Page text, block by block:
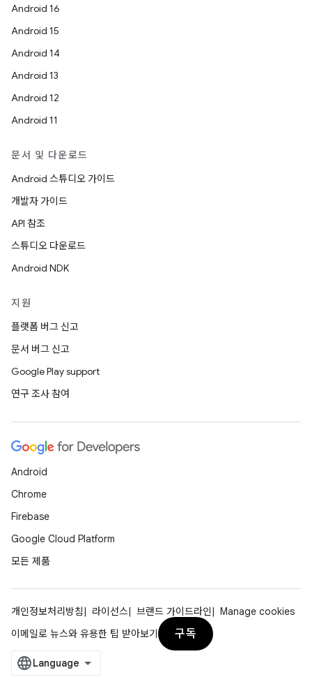
Android 16
Android 15
Android 14
Android 13
Android 12
Android 11
문서 및 다운로드
Android 스튜디오 가이드
개발자 가이드
API 참조
스튜디오 다운로드
Android NDK
지원
플랫폼 버그 신고
문서 버그 신고
Google Play support
연구 조사 참여
Android
Chrome
Firebase
Google Cloud Platform
모든 제품
개인정보처리방침 라이선스 브랜드 가이드라인
Manage cookies
이메일로 뉴스와 유용한 팁 받아보기
구독